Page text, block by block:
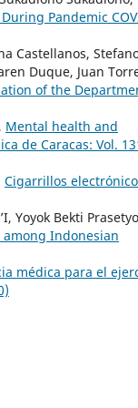
Pandemic
Castellanos,
Duque, Juan
of the
Mental health and
de Caracas: Vol.
Cigarrillos
Yoyok Bekti
among Indonesian
médica para el